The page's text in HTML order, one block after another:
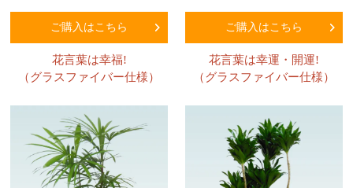
ご購入はこちら
花言葉は幸福!
（グラスファイバー仕様）
ご購入はこちら
花言葉は幸運・開運!
（グラスファイバー仕様）